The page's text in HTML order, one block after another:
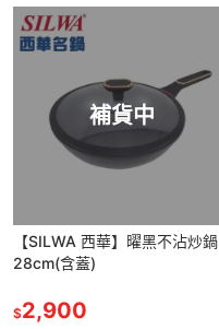
補貨中
【SILWA 西華】曜黑不沾炒鍋
28cm(含蓋)
$2,900